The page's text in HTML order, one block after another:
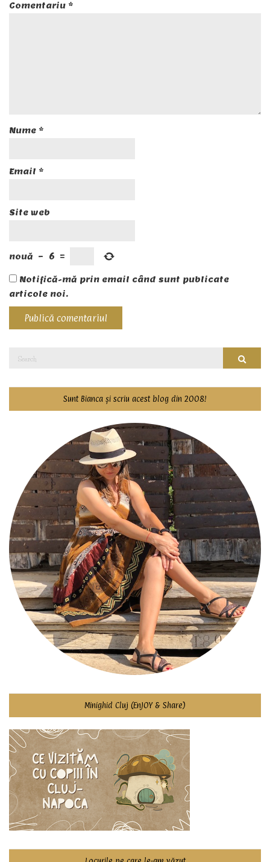
Comentariu *
Nume *
Email *
Site web
nouă − 6 =
Notifică-mă prin email când sunt publicate
articole noi.
Sunt Bianca și scriu acest blog din 2008!
Minighid Cluj (EnJOY & Share)